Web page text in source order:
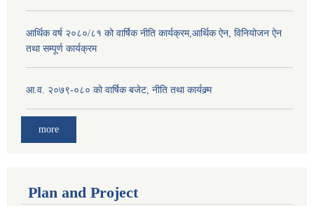
आर्थिक वर्ष २०८०/८१ को वार्षिक नीति कार्यक्रम,आर्थिक ऐन, विनियोजन ऐन
तथा सम्पूर्ण कार्यक्रम
आ.व. २०७९-०८० को वार्षिक बजेट, नीति तथा कार्यक्र्म
more
Plan and Project